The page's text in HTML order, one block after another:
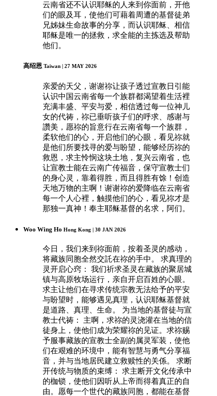
云南省还不认识耶稣的人来到你面前，开他
们的眼及耳，使他们可藉着周遭的基督徒弟
兄姊妹生命故事的分享，而认识耶稣、相信
耶稣是唯一的拯救，求全能的主拣选及帮助
他们。
高绍恩 Taiwan | 27 MAY 2026
亲爱的天父，谢谢祢让孩子透过宣教日引能
认识中国云南省每一个族群都渴望着生活裡
充满丰盛、平安与爱，相信透过每一位神儿
女的代祷，祢已垂听孩子们的呼求、感谢与
讚美，愿祢的旨意行在云南省每一个族群，
柔软他们的心，开启他们的心眼，看见祢就
是他们所要找寻的爱与盼望，能够经历祢的
救恩，求主怜悯这块土地，复兴云南省，也
让宣教士能在云南广传福音，保守宣教士们
的身心灵，靠着得胜，而且得胜有馀！创造
天地万物的主啊！谢谢祢的爱降临在云南省
每一个人心裡，触摸他们的心，看见祢才是
那独一真神！奉主耶稣基督的名求，阿们。
Woo Wing Ho Hong Kong | 30 JAN 2026
今日，我们来到祢面前，按着圣灵的感动，
将藏族同胞全然交託在祢的手中。 求真理的
灵开启心窍： 我们祈求圣灵在藏族的聚居城
镇与高原牧场运行，亲自开启百姓的心眼。
求主让他们在寻求传统宗教无法给予的平安
与盼望时，能够遇见真理，认识耶稣基督就
是道路、真理、生命。 为当地的基督徒与宣
教士代祷： 主啊，求祢的灵浇灌在当地的信
徒身上，使他们成为荣耀祢的见证。求祢赐
予服事藏族的宣教士全副的属灵军装，使他
们在艰难的环境中，能有智慧与勇气分享福
音，并与当地居民建立救赎性的关係。 求断
开传统与物质的束缚： 求主断开文化传承中
的枷锁，使他们因听从上帝而得着真正的自
由。愿每一个世代的藏族同胞，都能在基督